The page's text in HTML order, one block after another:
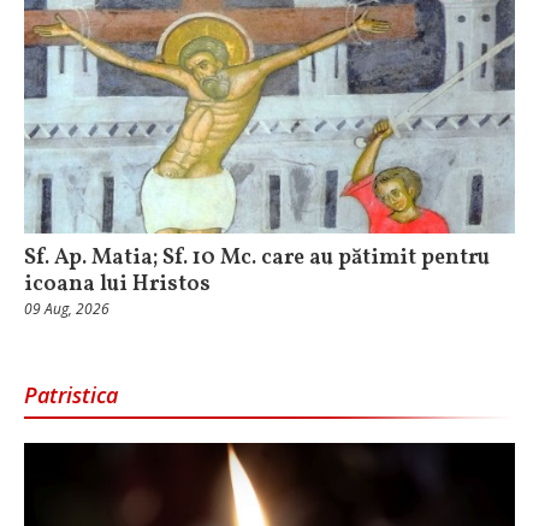
Sf. Ap. Matia; Sf. 10 Mc. care au pătimit pentru
icoana lui Hristos
09 Aug, 2026
Patristica